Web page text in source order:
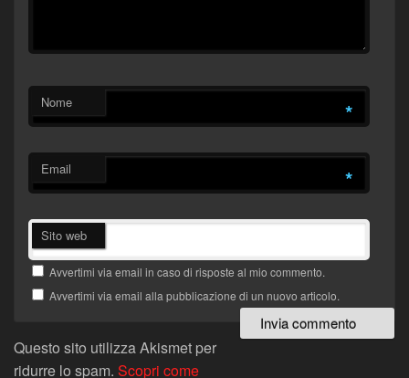
Nome *
Email *
Sito web
Avvertimi via email in caso di risposte al mio commento.
Avvertimi via email alla pubblicazione di un nuovo articolo.
Questo sito utilizza Akismet per
ridurre lo spam. Scopri come